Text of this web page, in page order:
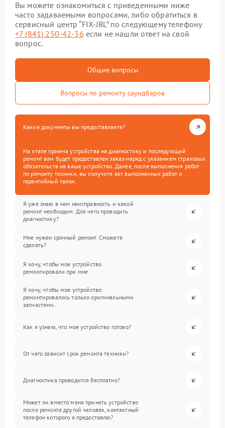
Вы можете ознакомиться с приведенными ниже
часто задаваемыми вопросами, либо обратиться в
сервисный центр “FIX-JBL” по следующему телефону
+7 (841) 250-42-36 если не нашли ответ на свой
вопрос.
Общие вопросы
Вопросы по ремонту саундбаров
Какие документы вы предоставляете?
На этапе приема устройства на диагностику и последующий
ремонт вам будет предоставлен заказ-наряд с указанием страховых
обязательств на ваше устройство. Далее, после выполнения работ
по ремонту техники, вы получите акт выполненных работ и
гарантийный талон.
Я уже знаю в чем неисправность и какой
ремонт необходим. Для чего проводить
диагностику?
Мне нужен срочный ремонт. Сможете
сделать?
Я хочу, чтобы мое устройство
ремонтировали при мне.
Я хочу, чтобы мое устройство
ремонтировалось только оригинальными
запчастями.
Как я узнаю, что мое устройство готово?
От чего зависит срок ремонта техники?
Диагностика проводится бесплатно?
Может ли вместо меня принять устройство
после ремонта другой человек, контактный
телефон которого я предоставлю?